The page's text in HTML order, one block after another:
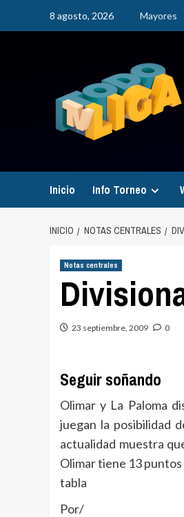
8 agosto, 2026 Mayores
Inicio Info Torneo
INICIO NOTAS CENTRALES
Notas centrales
23 septiembre, 2009 0
Seguir soñando
Olimar y La Paloma
juegan la posibilidad
actualidad muestra
Olimar tiene 13 puntos
tabla
Por/